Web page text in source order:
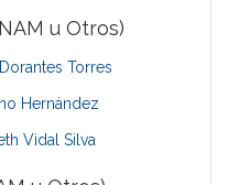
u Otros)
Torres
Hernández
Vidal Silva